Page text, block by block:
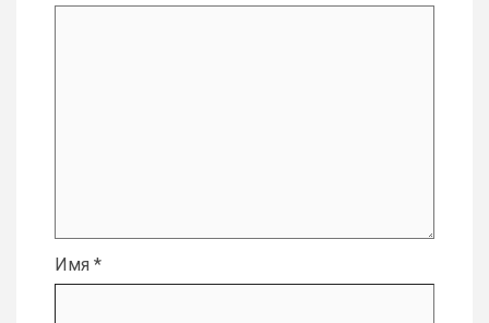
Имя *